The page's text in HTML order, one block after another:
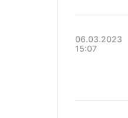
06.03.2023
15:07